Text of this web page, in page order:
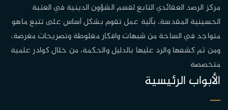
مركز الرصد العقائدي التابع لقسم الشؤون الدينية في العتبة
الحسينية المقدسة، بآلية عمل تقوم بشكل أساس على تتبع ماهو
متواجد في الساحة من شبهات وافكار مغلوطة وتصريحات مغرضة،
ومن ثم كشفها والرد عليها بالدليل والحكمة، من خلال كوادر علمية
متخصصة
الأبواب الرئيسية